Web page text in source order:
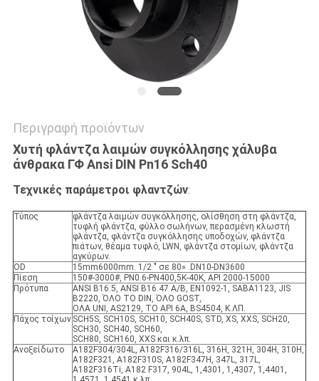
Περιγραφή προϊόντων
Χυτή φλάντζα λαιμών συγκόλλησης χάλυβα
άνθρακα ΓΦ Ansi DIN Pn16 Sch40
Τεχνικές παράμετροι φλαντζών:
Τύπος
φλάντζα λαιμών συγκόλλησης, ολίσθηση στη φλάντζα,
τυφλή φλάντζα, φύλλο σωλήνων, περασμένη κλωστή
φλάντζα, φλάντζα συγκόλλησης υποδοχών, φλάντζα
πιάτων, θέαμα τυφλό, LWN, φλάντζα στομίων, φλάντζα
αγκύρων.
OD
15mm6000mm. 1/2 " σε 80» .DN10-DN3600
Πίεση
150#-3000#, PN0.6-PN400,5K-40K, API 2000-15000
Πρότυπα
ANSI B16.5, ANSI B16.47 A/B, EN1092-1, SABA1123, JIS
B2220, ΌΛΟ ΤΟ DIN, ΌΛΟ GOST,
ΟΛΑ UNI, AS2129, ΤΟ API 6A, BS4504, Κ.ΛΠ.
Πάχος τοίχων SCH5S, SCH10S, SCH10, SCH40S, STD, XS, XXS, SCH20,
SCH30, SCH40, SCH60,
SCH80, SCH160, XXS και κ.λπ.
Ανοξείδωτο
A182F304/304L, A182F316/316L, 316H, 321H, 304H, 310H,
A182F321, A182F310S, A182F347H, 347L, 317L,
A182F316Ti, A182 F317, 904L, 1,4301, 1,4307, 1,4401,